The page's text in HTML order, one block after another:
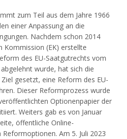
zum Teil aus dem Jahre 1966
einer Anpassung an die
Nachdem schon 2014
Kommission (EK) erstellte
des EU-Saatgutrechts vom
wurde, hat sich die
gesetzt, eine Reform des EU-
Dieser Reformprozess wurde
Optionenpapier der
Weiters gab es von Januar
öffentliche Online-
Am 5. Juli 2023